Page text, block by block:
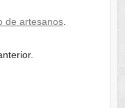
de artesanos.